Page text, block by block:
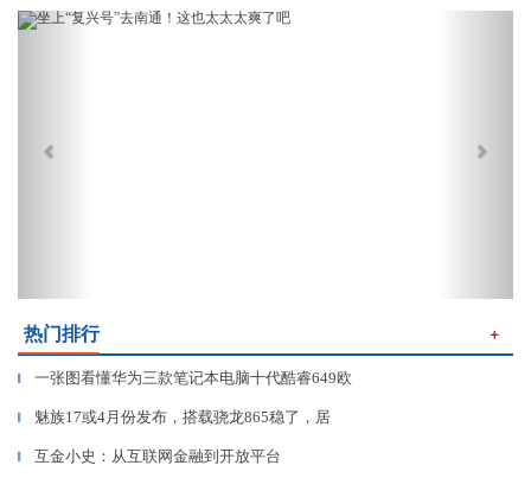
Previous
热门排行 ＋
▎ 一张图看懂华为三款笔记本电脑十代酷睿649欧
▎ 魅族17或4月份发布，搭载骁龙865稳了，居
▎ 互金小史：从互联网金融到开放平台